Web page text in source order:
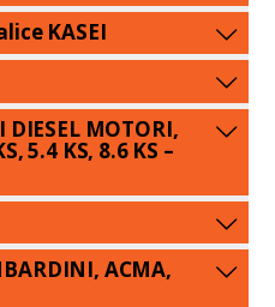
KASEI
DIESEL MOTORI,
5.4 KS, 8.6 KS –
ACMA,